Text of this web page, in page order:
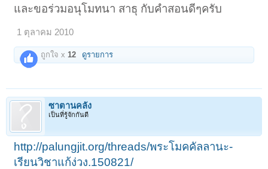
ถาม :เรานั่งสมาธิ ลืมตาได้หรือไม่ครับ?
ตอบ :ได้ สมาธิลืมตาเก่งกว่านะ เพราะว่าจิตของเราต้องจดจ่ออยู่กับ
แวบไปดูนั่น แวบไปดูนี่ เห็นเขาเคลื่อนไหวอะไร ก็ไปสนใจ ถ้าคุณทำได้
แสดงว่ากำลังของคุณอย่างน้อยต้องเป็นปฐมฌานแล้ว
ตอบ :คุณลืมตาธรรมดาอย่างนี้แหละ แต่คุณนึกว่ามีพระพุทธรูปอีกองค์หนึ่ง
ครอบคุณอยู่อย่างนี้ แบ่งความรู้สึกส่วนหนึ่ง นึกถึงภาพพระองค์นั้นเสมอ
ความรู้สึกส่วนนั้นแค่สัก ๒๐-๓๐ เปอร์เซ็นต์เท่านั้นแหละ อีกความรู้สึก
๗๐-๘๐ เปอร์เซ็นต์ของเรานั้น ก็ทำงานทำการของเราไปนั่นแหละ ลืมตาทำ
ง่ายดีถึงเวลาต้องการเห็นผี เห็นเทวดา ก็แค่ว่า ขอให้ภาพพระนี้หายไป ภาพ
เทวดาจงปรากฏขึ้น เราเห็นภาพพระชัดแค่ไหน? เราก็เห็นผีเห็นเทวดาชัด
แค่นั้น
และขอร่วมอนุโมทนา สาธุ กับคำสอนดีๆครับ
1 ตุลาคม 2010
ถูกใจ x 12 ดูรายการ
ซาตานคลั่ง
เป็นที่รู้จักกันดี
http://palungjit.org/threads/พระโมคคัลลานะ-
เรียนวิชาแก้ง่วง.150821/